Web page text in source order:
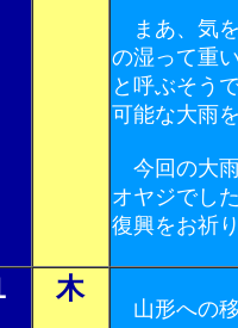
まあ、気
の湿って重
と呼ぶそう
可能な大雨
今回の大
オヤジでし
復興をお祈
木
山形への移